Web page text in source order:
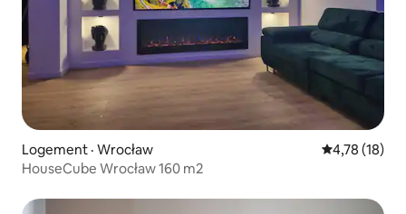
Logement · Wrocław Note
4,78 (18)
HouseCube Wrocław 160 m2